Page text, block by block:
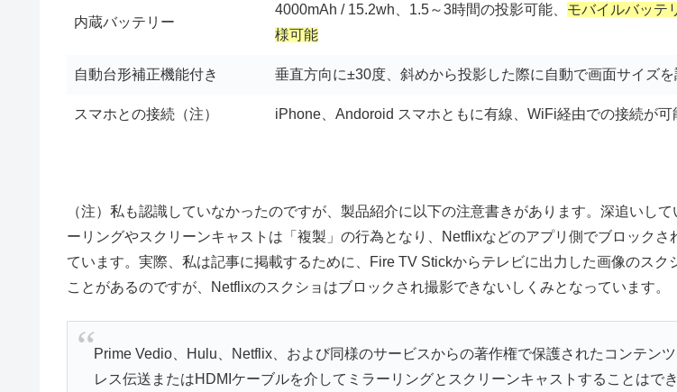
内蔵バッテリー
4000mAh / 15.2wh、1.5～3時間の投影可能、 モバイルバッテ
様可能
自動台形補正機能付き 垂直方向に±30度、斜めから投影した際に自動で画面サイズ
スマホとの接続（注） iPhone、Andoroid スマホともに有線、WiFi経由での接続が可
（注）私も認識していなかったのですが、製品紹介に以下の注意書きがあります。深追いし
ーリングやスクリーンキャストは「複製」の行為となり、Netflixなどのアプリ側でブロックさ
ています。実際、私は記事に掲載するために、Fire TV Stickからテレビに出力した画像のスク
ことがあるのですが、Netflixのスクショはブロックされ撮影できないしくみとなっています。
Prime Vedio、Hulu、Netflix、および同様のサービスからの著作権で保護されたコンテン
レス伝送またはHDMIケーブルを介してミラーリングとスクリーンキャストすることはでき